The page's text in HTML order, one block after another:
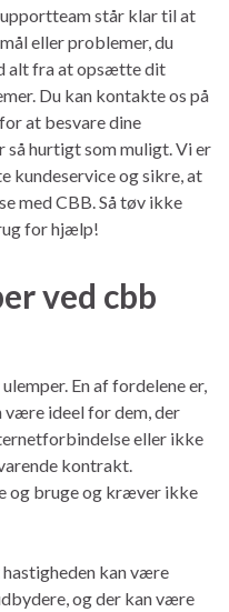
står klar til at
eller problemer, du
alt fra at opsætte dit
Du kan kontakte os på
at besvare dine
så hurtigt som muligt. Vi er
kundeservice og sikre, at
med CBB. Så tøv ikke
for hjælp!
ved cbb
En af fordelene er,
være ideel for dem, der
eller ikke
kontrakt.
og bruge og kræver ikke
hastigheden kan være
og der kan være